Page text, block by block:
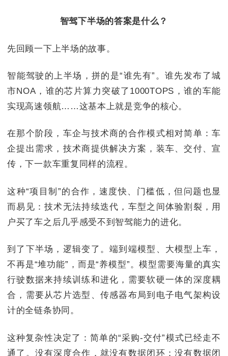
智驾下半场的答案是什么？
先回顾一下上半场的故事。
智能驾驶的上半场，拼的是“谁先有”。谁先发布了城
市NOA，谁的芯片算力突破了1000TOPS，谁的车能
实现高速领航……这基本上就是竞争的核心。
在那个阶段，车企与技术商的合作模式相对简单：车
企提出需求，技术商提供解决方案，装车、交付、宣
传，下一款车重复同样的流程。
这种“项目制”的合作，速度快、门槛低，但问题也显
而易见：技术无法持续迭代，车型之间体验割裂，用
户买了车之后几乎感受不到智驾能力的进化。
到了下半场，逻辑变了。端到端模型、大模型上车，
不再是“堆功能”，而是“养模型”。模型需要海量的真实
行驶数据来持续训练和进化，需要软硬一体的深度耦
合，需要从芯片选型、传感器布局到电子电气架构设
计的全链条协同。
这种复杂性决定了：简单的“采购-交付”模式已经走不
通了。没有深度合作，就没有数据闭环；没有数据闭